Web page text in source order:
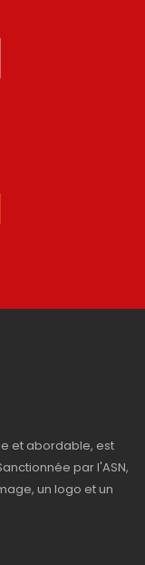
et abordable, est
par l'ASN,
un logo et un